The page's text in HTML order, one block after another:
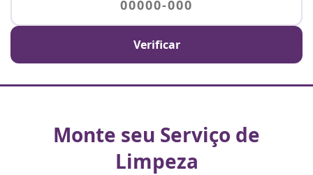
Verificar
Monte seu Serviço de
Limpeza